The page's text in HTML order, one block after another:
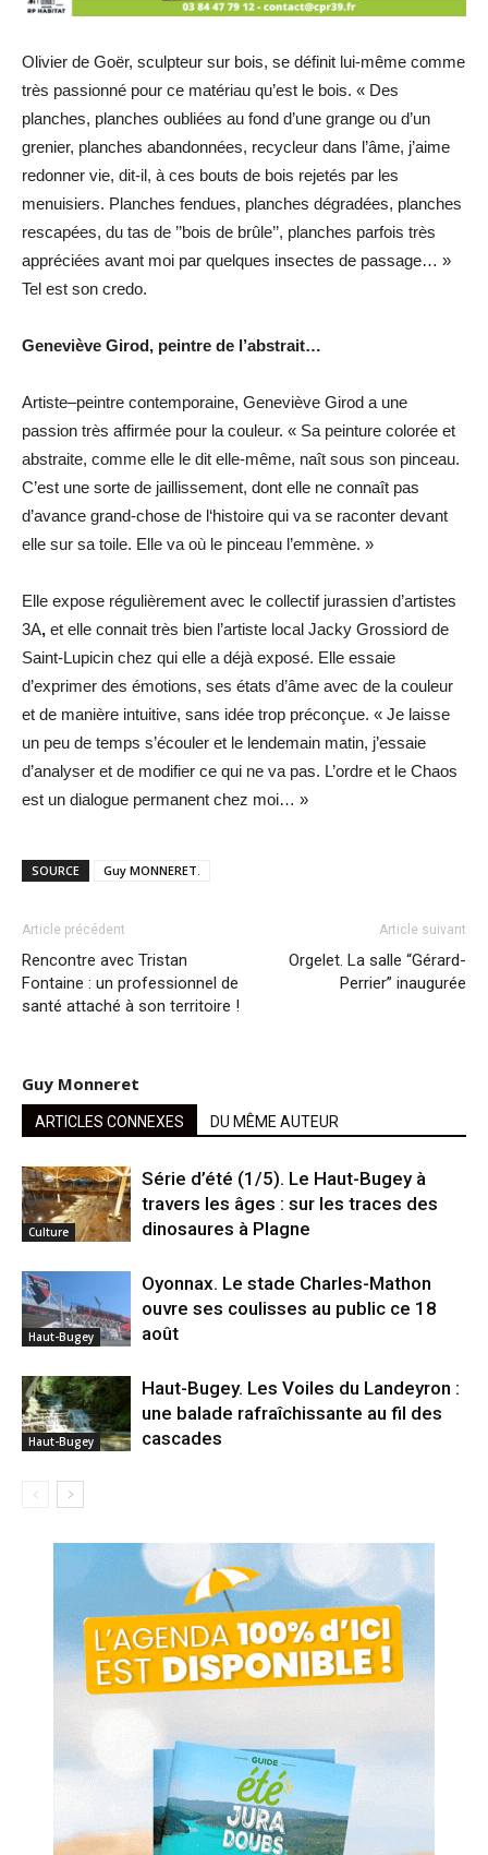
Olivier de Goër, sculpteur sur bois, se définit lui-même comme
très passionné pour ce matériau qu’est le bois. « Des
planches, planches oubliées au fond d’une grange ou d’un
grenier, planches abandonnées, recycleur dans l’âme, j’aime
redonner vie, dit-il, à ces bouts de bois rejetés par les
menuisiers. Planches fendues, planches dégradées, planches
rescapées, du tas de ’’bois de brûle’’, planches parfois très
appréciées avant moi par quelques insectes de passage… »
Tel est son credo.
Geneviève Girod, peintre de l’abstrait…
Artiste–peintre contemporaine, Geneviève Girod a une
passion très affirmée pour la couleur. « Sa peinture colorée et
abstraite, comme elle le dit elle-même, naît sous son pinceau.
C’est une sorte de jaillissement, dont elle ne connaît pas
d’avance grand-chose de l‘histoire qui va se raconter devant
elle sur sa toile. Elle va où le pinceau l’emmène. »
Elle expose régulièrement avec le collectif jurassien d’artistes
3A, et elle connait très bien l’artiste local Jacky Grossiord de
Saint-Lupicin chez qui elle a déjà exposé. Elle essaie
d’exprimer des émotions, ses états d’âme avec de la couleur
et de manière intuitive, sans idée trop préconçue. « Je laisse
un peu de temps s’écouler et le lendemain matin, j’essaie
d’analyser et de modifier ce qui ne va pas. L’ordre et le Chaos
est un dialogue permanent chez moi… »
SOURCE Guy MONNERET.
Article précédent
Rencontre avec Tristan
Fontaine : un professionnel de
santé attaché à son territoire !
Article suivant
Orgelet. La salle “Gérard-
Perrier” inaugurée
Guy Monneret
ARTICLES CONNEXES DU MÊME AUTEUR
Culture
Série d’été (1/5). Le Haut-Bugey à
travers les âges : sur les traces des
dinosaures à Plagne
Haut-Bugey
Oyonnax. Le stade Charles-Mathon
ouvre ses coulisses au public ce 18
août
Haut-Bugey
Haut-Bugey. Les Voiles du Landeyron :
une balade rafraîchissante au fil des
cascades